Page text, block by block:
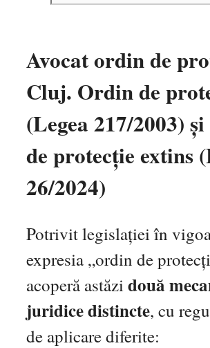
Avocat ordin de
Cluj. Ordin de
(Legea 217/2003)
de protecție extins
26/2024)
Potrivit legislației în
expresia „ordin de
acoperă astăzidouă
juridice distincte, cu
de aplicare diferite: